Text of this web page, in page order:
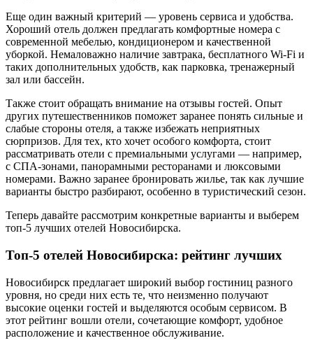
Еще один важный критерий — уровень сервиса и удобства.
Хороший отель должен предлагать комфортные номера с
современной мебелью, кондиционером и качественной
уборкой. Немаловажно наличие завтрака, бесплатного Wi-Fi и
таких дополнительных удобств, как парковка, тренажерный
зал или бассейн.
Также стоит обращать внимание на отзывы гостей. Опыт
других путешественников поможет заранее понять сильные и
слабые стороны отеля, а также избежать неприятных
сюрпризов. Для тех, кто хочет особого комфорта, стоит
рассматривать отели с премиальными услугами — например,
с СПА-зонами, панорамными ресторанами и люксовыми
номерами. Важно заранее бронировать жилье, так как лучшие
варианты быстро разбирают, особенно в туристический сезон.
Теперь давайте рассмотрим конкретные варианты и выберем
топ-5 лучших отелей Новосибирска.
Топ-5 отелей Новосибирска: рейтинг лучших
Новосибирск предлагает широкий выбор гостиниц разного
уровня, но среди них есть те, что неизменно получают
высокие оценки гостей и выделяются особым сервисом. В
этот рейтинг вошли отели, сочетающие комфорт, удобное
расположение и качественное обслуживание.